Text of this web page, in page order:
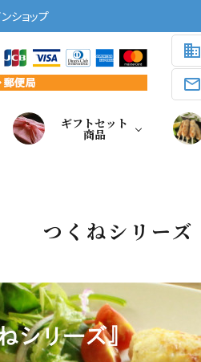
ショップ
business
mail_outline
ギフトセット
商品
つくねシリーズ